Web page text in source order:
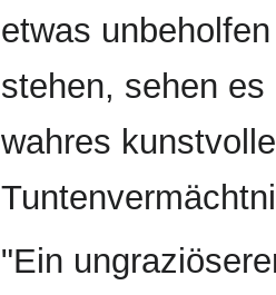
etwas
stehen, sehen
wahres
"Ein